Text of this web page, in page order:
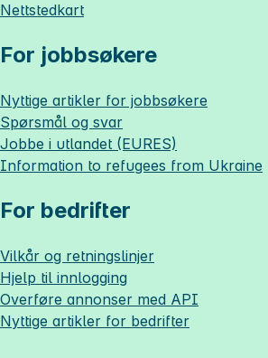
Nettstedkart
For jobbsøkere
Nyttige artikler for jobbsøkere
Spørsmål og svar
Jobbe i utlandet (EURES)
Information to refugees from Ukraine
For bedrifter
Vilkår og retningslinjer
Hjelp til innlogging
Overføre annonser med API
Nyttige artikler for bedrifter